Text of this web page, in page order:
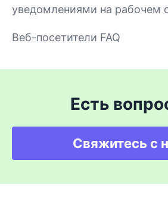
уведомлениями на рабочем
Веб-посетители FAQ
Есть
Свяжитесь с